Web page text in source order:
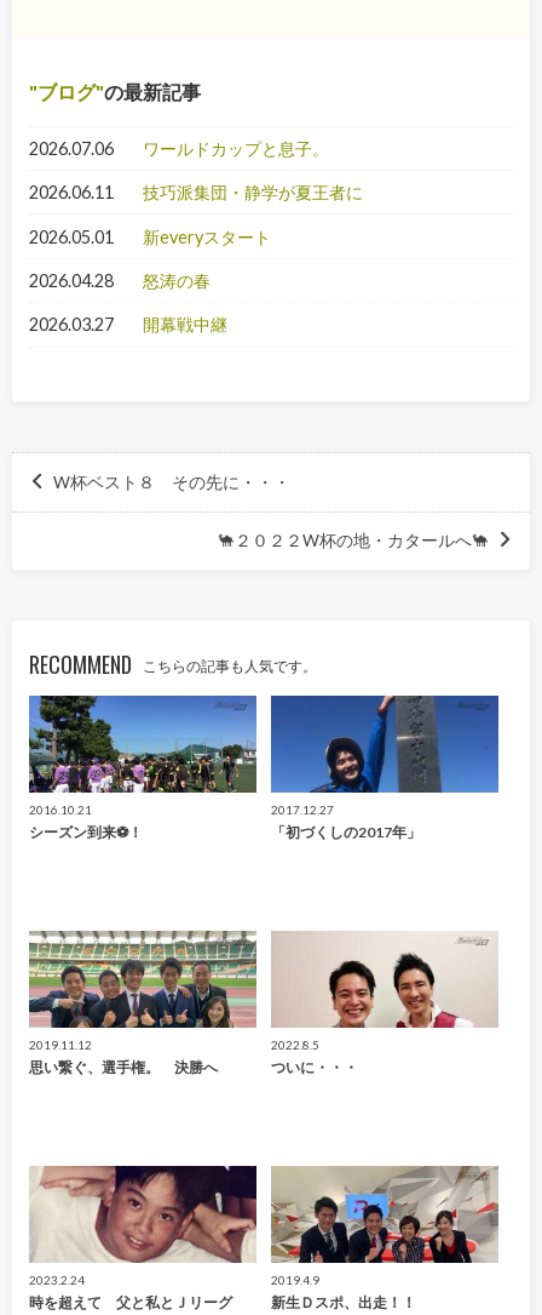
ブログ の最新記事
2026.07.06 ワールドカップと息子。
2026.06.11 技巧派集団・静学が夏王者に
2026.05.01 新everyスタート
2026.04.28 怒涛の春
2026.03.27 開幕戦中継
W杯ベスト８ その先に・・・
🐪２０２２W杯の地・カタールへ🐪
RECOMMEND こちらの記事も人気です。
2016.10.21
シーズン到来⚽！
2017.12.27
「初づくしの2017年」
2019.11.12
思い繋ぐ、選手権。 決勝へ
2022.8.5
ついに・・・
2023.2.24
時を超えて 父と私とＪリーグ
2019.4.9
新生Ｄスポ、出走！！